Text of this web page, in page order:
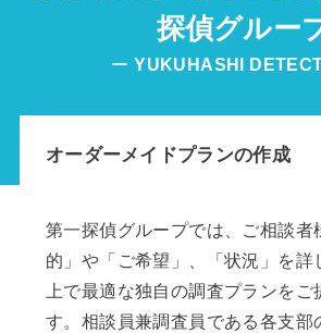
探偵グルー
ーYUKUHASHI
オーダーメイドプランの作成
第一探偵グループでは、ご相談者
的」や「ご希望」、「状況」を詳
上で最適な独自の調査プランをご
す。相談員兼調査員である各支部